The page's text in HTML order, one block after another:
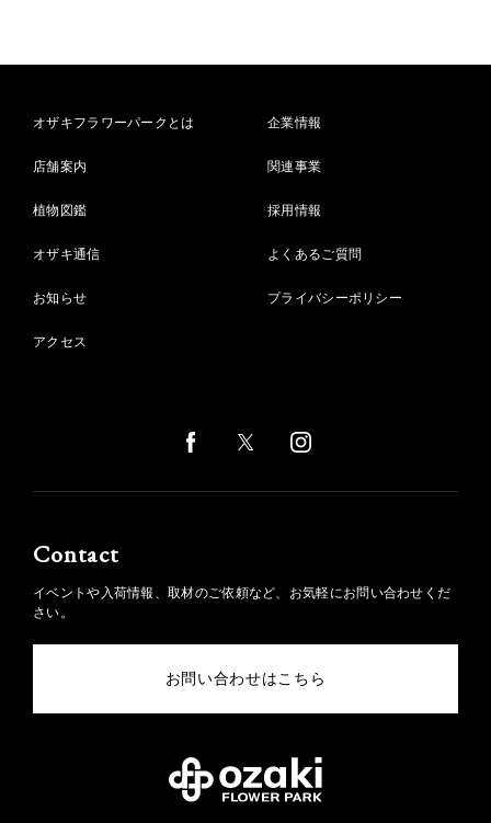
オザキフラワーパークとは
店舗案内
植物図鑑
オザキ通信
お知らせ
アクセス
企業情報
関連事業
採用情報
よくあるご質問
プライバシーポリシー
Contact
イベントや入荷情報、取材のご依頼など、お気軽にお問い合わせくだ
さい。
お問い合わせはこちら